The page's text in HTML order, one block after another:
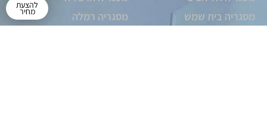
מסגריה בית שמש
מסגריה רמלה
להצעת
מחיר